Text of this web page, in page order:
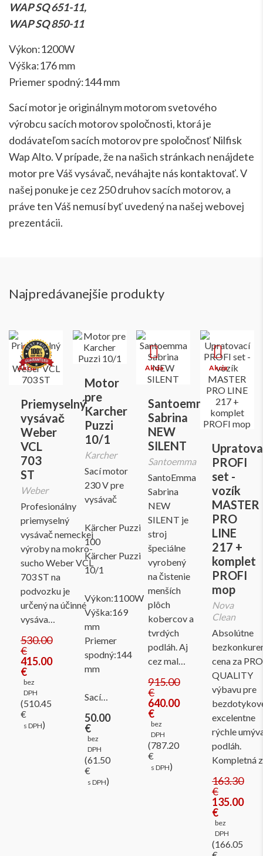
WAP SQ 651-11,
WAP SQ 850-11
Výkon:1200W
Výška:176 mm
Priemer spodný:144 mm
Sací motor je originálnym motorom svetového
výrobcu sacích motorov spoločnosti, ktorá je
dodávateľom sacích motorov pre spoločnosť Nilfisk
Wap Alto. V prípade, že na našich stránkach nenájdete
motor pre Váš vysávač, neváhajte nás kontaktovať. V
našej ponuke je cez 250 druhov sacích motorov, a
práve ten Váš nemusí byť uvedený na našej webovej
prezentácii.
Najpredávanejšie produkty
Priemyselný
vysávač
Weber
VCL
703
ST
Weber
Profesionálny
priemyselný
vysávač nemeckej
výroby na mokro-
sucho Weber VCL
703 ST na
podvozku je
určený na účinné
vysáva…
530.00
€
415.00
€
bez
DPH
(510.45
€
s DPH)
Motor
pre
Karcher
Puzzi
10/1
Karcher
Sací motor
230 V pre
vysávač
Kärcher Puzzi
100
Kärcher Puzzi
10/1
Výkon:1100W
Výška:169
mm
Priemer
spodný:144
mm
Sací…
50.00
€
bez
DPH
(61.50
€
s DPH)
Santoemma
Sabrina
NEW
SILENT
Santoemma
SantoEmma
Sabrina
NEW
SILENT je
stroj
špeciálne
vyrobený
na čistenie
menších
plôch
kobercov a
tvrdých
podláh. Aj
cez mal…
915.00
€
640.00
€
bez
DPH
(787.20
€
s DPH)
PROFI
set -
vozík
MASTER
PRO
LINE
217 +
komplet
PROFI
mop
Nova
Clean
Absolútne
cena za
QUALITY
výbavu pre
excelentne
rýchle
podláh.
Kompletná
163.30
€
135.00
€
bez
DPH
(166.05